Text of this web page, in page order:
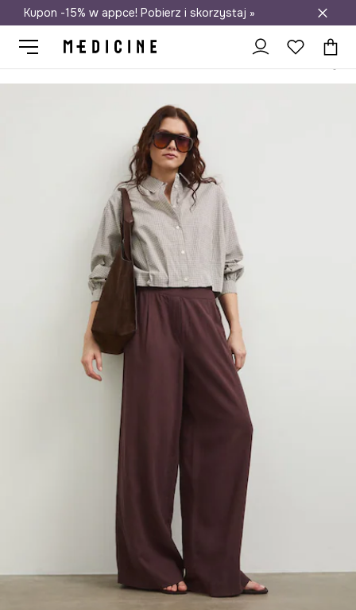
Darmowa dostawa do salonów
Kupon -15% w appce! Pobierz i skorzystaj »